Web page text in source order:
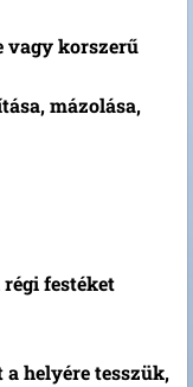
vagy korszerű
mázolása,
festéket
a helyére tesszük,